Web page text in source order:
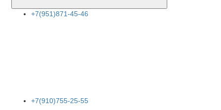
+7(951)871-45-46
+7(910)755-25-55